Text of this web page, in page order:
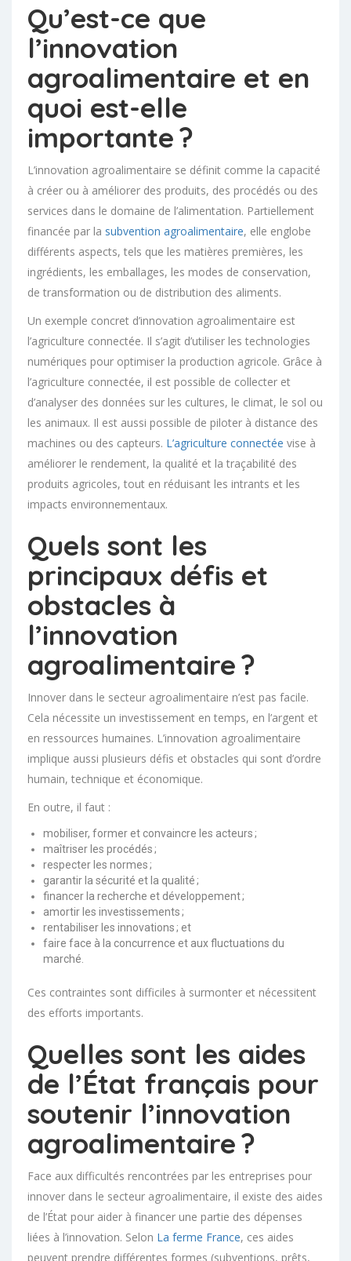
Qu’est-ce que
l’innovation
agroalimentaire et en
quoi est-elle
importante ?
L’innovation agroalimentaire se définit comme la capacité
à créer ou à améliorer des produits, des procédés ou des
services dans le domaine de l’alimentation. Partiellement
financée par la subvention agroalimentaire, elle englobe
différents aspects, tels que les matières premières, les
ingrédients, les emballages, les modes de conservation,
de transformation ou de distribution des aliments.
Un exemple concret d’innovation agroalimentaire est
l’agriculture connectée. Il s’agit d’utiliser les technologies
numériques pour optimiser la production agricole. Grâce à
l’agriculture connectée, il est possible de collecter et
d’analyser des données sur les cultures, le climat, le sol ou
les animaux. Il est aussi possible de piloter à distance des
machines ou des capteurs. L’agriculture connectée vise à
améliorer le rendement, la qualité et la traçabilité des
produits agricoles, tout en réduisant les intrants et les
impacts environnementaux.
Quels sont les
principaux défis et
obstacles à
l’innovation
agroalimentaire ?
Innover dans le secteur agroalimentaire n’est pas facile.
Cela nécessite un investissement en temps, en l’argent et
en ressources humaines. L’innovation agroalimentaire
implique aussi plusieurs défis et obstacles qui sont d’ordre
humain, technique et économique.
En outre, il faut :
mobiliser, former et convaincre les acteurs ;
maîtriser les procédés ;
respecter les normes ;
garantir la sécurité et la qualité ;
financer la recherche et développement ;
amortir les investissements ;
rentabiliser les innovations ; et
faire face à la concurrence et aux fluctuations du
marché.
Ces contraintes sont difficiles à surmonter et nécessitent
des efforts importants.
Quelles sont les aides
de l’État français pour
soutenir l’innovation
agroalimentaire ?
Face aux difficultés rencontrées par les entreprises pour
innover dans le secteur agroalimentaire, il existe des aides
de l’État pour aider à financer une partie des dépenses
liées à l’innovation. Selon La ferme France, ces aides
peuvent prendre différentes formes (subventions, prêts,